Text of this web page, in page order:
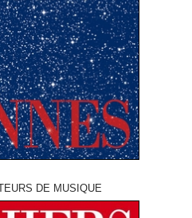
DE MUSIQUE